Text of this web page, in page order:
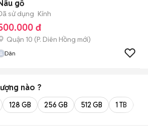
gỗ
sử dụng Kính
đ
Quận 10 (P. Diên Hồng mới)
Dân
nào ?
128 GB 256 GB 512 GB 1 TB